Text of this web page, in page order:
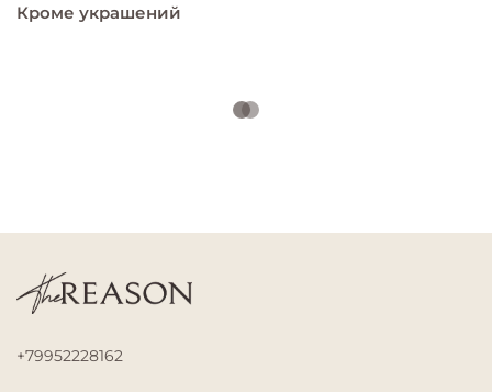
Кроме украшений
+79952228162